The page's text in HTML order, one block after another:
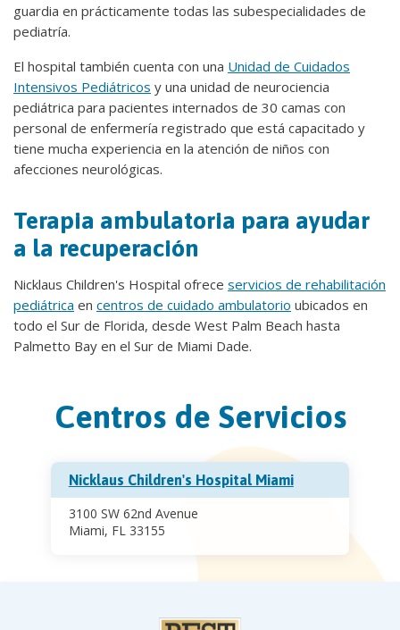
guardia en prácticamente todas las subespecialidades de
pediatría.
El hospital también cuenta con una Unidad de Cuidados
Intensivos Pediátricos y una unidad de neurociencia
pediátrica para pacientes internados de 30 camas con
personal de enfermería registrado que está capacitado y
tiene mucha experiencia en la atención de niños con
afecciones neurológicas.
Terapia ambulatoria para ayudar
a la recuperación
Nicklaus Children's Hospital ofrece servicios de rehabilitación
pediátrica en centros de cuidado ambulatorio ubicados en
todo el Sur de Florida, desde West Palm Beach hasta
Palmetto Bay en el Sur de Miami Dade.
Centros de Servicios
Nicklaus Children's Hospital Miami
3100 SW 62nd Avenue
Miami, FL 33155